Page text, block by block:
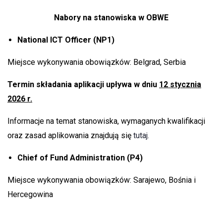
Nabory na stanowiska w OBWE
National ICT Officer (NP1)
Miejsce wykonywania obowiązków: Belgrad, Serbia
Termin składania aplikacji upływa w dniu 12 stycznia
2026 r.
Informacje na temat stanowiska, wymaganych kwalifikacji
oraz zasad aplikowania znajdują się tutaj.
Chief of Fund Administration (P4)
Miejsce wykonywania obowiązków: Sarajewo, Bośnia i
Hercegowina